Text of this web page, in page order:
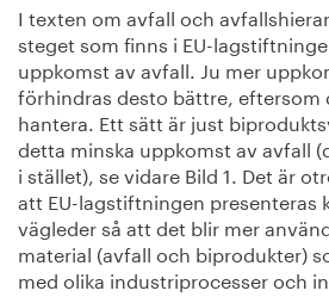
I texten om avfall och
steget som finns i EU-
uppkomst av avfall. Ju mer
förhindras desto bättre, eftersom
hantera. Ett sätt är just
detta minska uppkomst av avfall
i stället), se vidare Bild 1. Det är
att EU-lagstiftningen presenteras
vägleder så att det blir mer
material (avfall och biprodukter)
med olika industriprocesser och